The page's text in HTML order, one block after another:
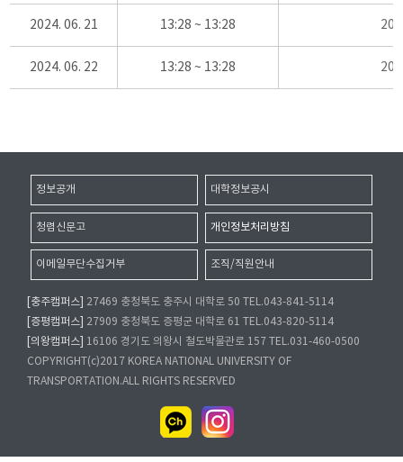
2024. 06. 21 13:28 ~ 13:28
2024. 06. 22 13:28 ~ 13:28
정보공개 대학정보공시
청렴신문고 개인정보처리방침
이메일무단수집거부 조직/직원안내
[충주캠퍼스]
27469 충청북도 충주시 대학로 50 TEL.043-841-5114
[증평캠퍼스]
27909 충청북도 증평군 대학로 61 TEL.043-820-5114
[의왕캠퍼스]
16106 경기도 의왕시 철도박물관로 157 TEL.031-460-0500
COPYRIGHT(c)2017 KOREA NATIONAL UNIVERSITY OF
TRANSPORTATION.ALL RIGHTS RESERVED